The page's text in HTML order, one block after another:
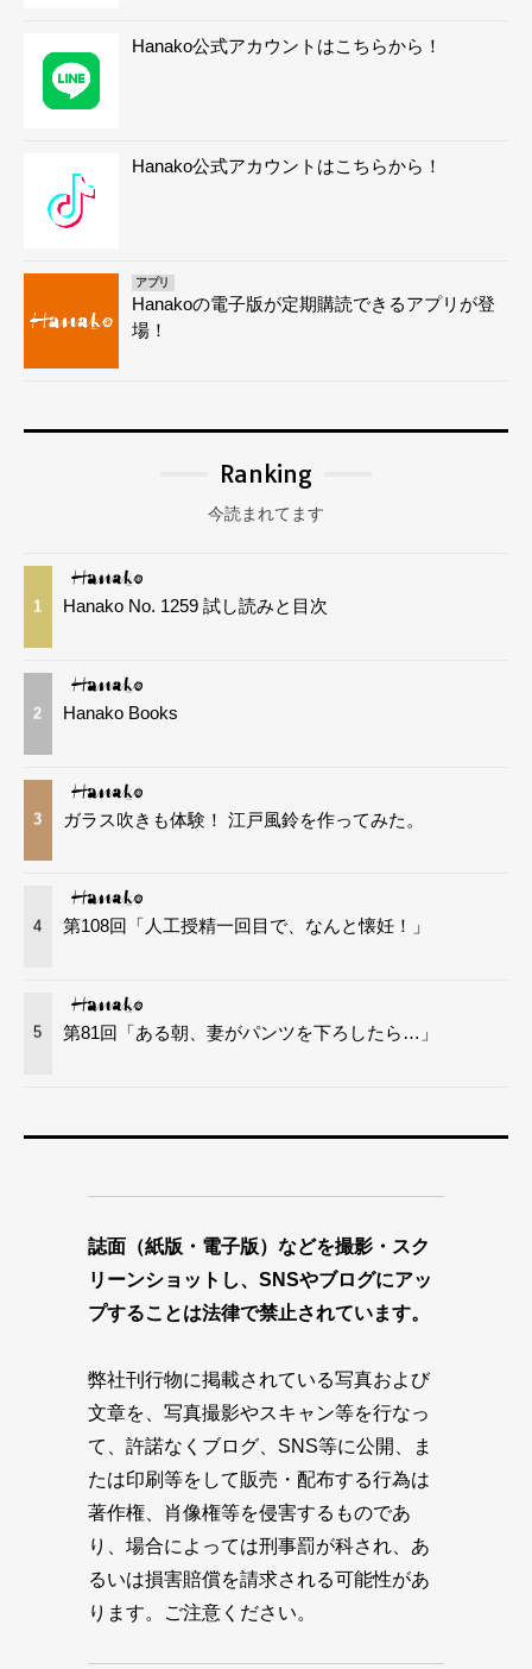
Hanako公式アカウントはこちらから！
Hanako公式アカウントはこちらから！
アプリ
Hanakoの電子版が定期購読できるアプリが登
場！
Ranking
今読まれてます
1 Hanako No. 1259 試し読みと目次
2 Hanako Books
3 ガラス吹きも体験！ 江戸風鈴を作ってみた。
4 第108回「人工授精一回目で、なんと懐妊！」
5 第81回「ある朝、妻がパンツを下ろしたら…」
誌面（紙版・電子版）などを撮影・スク
リーンショットし、SNSやブログにアッ
プすることは法律で禁止されています。
弊社刊行物に掲載されている写真および
文章を、写真撮影やスキャン等を行なっ
て、許諾なくブログ、SNS等に公開、ま
たは印刷等をして販売・配布する行為は
著作権、肖像権等を侵害するものであ
り、場合によっては刑事罰が科され、あ
るいは損害賠償を請求される可能性があ
ります。ご注意ください。